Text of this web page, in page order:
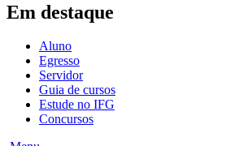
Em destaque
Aluno
Egresso
Servidor
Guia de cursos
Estude no IFG
Concursos